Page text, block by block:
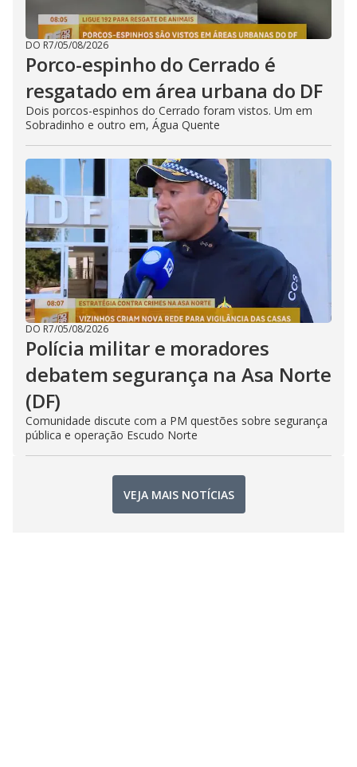
DO R7/05/08/2026
Porco-espinho do Cerrado é
resgatado em área urbana do DF
Dois porcos-espinhos do Cerrado foram vistos. Um em
Sobradinho e outro em, Água Quente
DO R7/05/08/2026
Polícia militar e moradores
debatem segurança na Asa Norte
(DF)
Comunidade discute com a PM questões sobre segurança
pública e operação Escudo Norte
VEJA MAIS NOTÍCIAS